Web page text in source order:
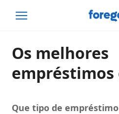
Os melhores
empréstimos
Que tipo de